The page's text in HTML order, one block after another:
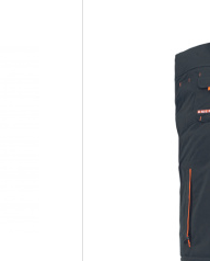
průniku vody